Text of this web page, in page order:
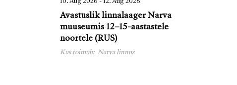
10. Aug 2026 - 12. Aug 2026
Avastuslik linnalaager Narva
muuseumis 12–15-aastastele
noortele (RUS)
Kus toimub: Narva linnus